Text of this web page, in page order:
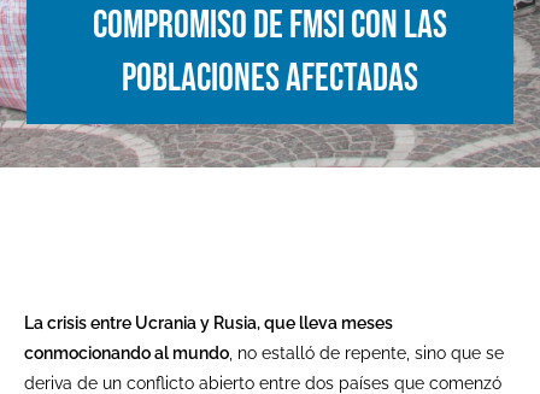
compromiso de FMSI con las
poblaciones afectadas
La crisis entre Ucrania y Rusia, que lleva meses
conmocionando al mundo , no estalló de repente, sino que se
deriva de un conflicto abierto entre dos países que comenzó